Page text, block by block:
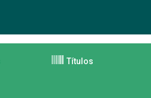
Títulos